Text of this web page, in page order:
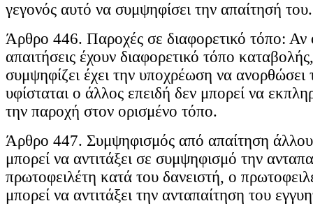
γεγονός αυτό να συμψηφίσει την απαίτησή του.
Άρθρο 446. Παροχές σε διαφορετικό τόπο: Αν
απαιτήσεις έχουν διαφορετικό τόπο
συμψηφίζει έχει την υποχρέωση να ανορθώσει
υφίσταται ο άλλος επειδή δεν μπορεί να
την παροχή στον ορισμένο τόπο.
Άρθρο 447. Συμψηφισμός από απαίτηση
μπορεί να αντιτάξει σε συμψηφισμό την
πρωτοφειλέτη κατά του δανειστή, ο
μπορεί να αντιτάξει την ανταπαίτηση του